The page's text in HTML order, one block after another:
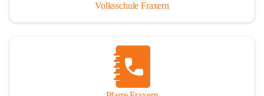
Volksschule Fraxern